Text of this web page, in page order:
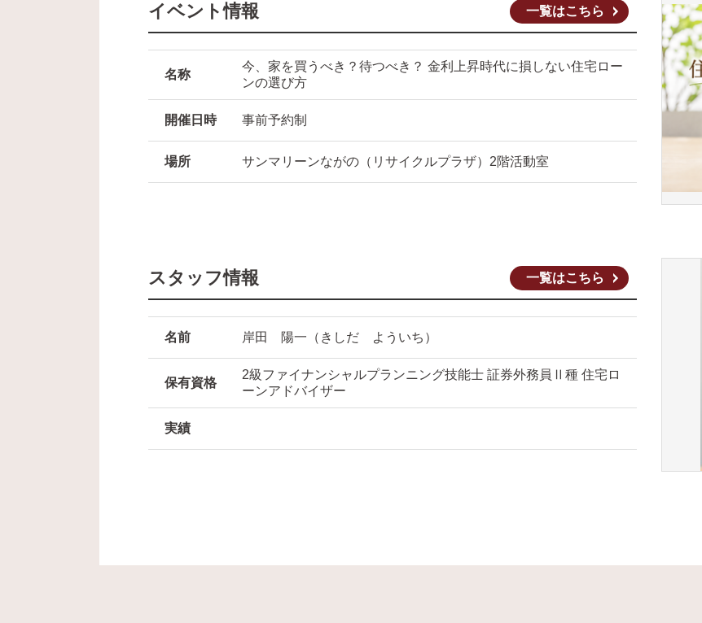
イベント情報 一覧はこちら
名称
今、家を買うべき？待つべき？ 金利上昇時代に損しない住宅ロー
ンの選び方
開催日時 事前予約制
場所 サンマリーンながの（リサイクルプラザ）2階活動室
スタッフ情報 一覧はこちら
名前 岸田 陽一 （きしだ よういち）
保有資格
2級ファイナンシャルプランニング技能士 証券外務員Ⅱ種 住宅ロ
ーンアドバイザー
実績